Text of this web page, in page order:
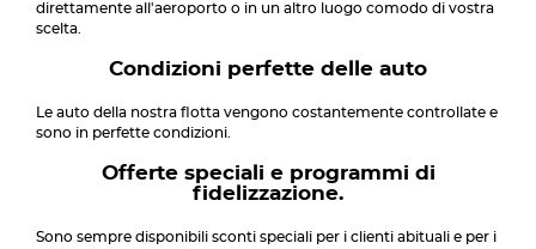
direttamente all'aeroporto o in un altro luogo comodo di vostra
scelta.
Condizioni perfette delle auto
Le auto della nostra flotta vengono costantemente controllate e
sono in perfette condizioni.
Offerte speciali e programmi di
fidelizzazione.
Sono sempre disponibili sconti speciali per i clienti abituali e per i